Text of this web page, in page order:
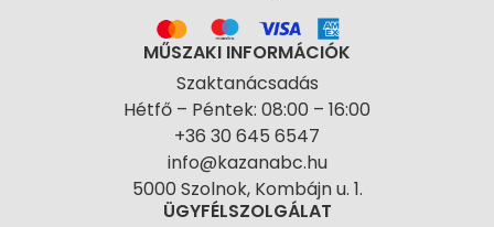
MŰSZAKI INFORMÁCIÓK
Szaktanácsadás
Hétfő – Péntek: 08:00 – 16:00
+36 30 645 6547
info@kazanabc.hu
5000 Szolnok, Kombájn u. 1.
ÜGYFÉLSZOLGÁLAT